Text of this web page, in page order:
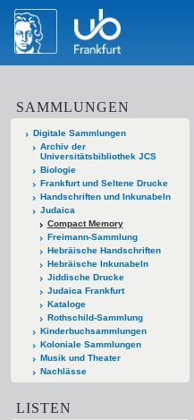
SAMMLUNGEN
Digitale Sammlungen
Archiv der
Universitätsbibliothek JCS
Biologie
Frankfurt und Seltene Drucke
Handschriften und Inkunabeln
Judaica
Compact Memory
Freimann-Sammlung
Hebräische Handschriften
Hebräische Inkunabeln
Jiddische Drucke
Judaica Frankfurt
Kataloge
Rothschild-Sammlung
Kinderbuchsammlungen
Koloniale Sammlungen
Musik und Theater
Nachlässe
LISTEN